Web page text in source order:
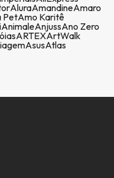
AluraAmandineAmaro
PetAmo Karitê
AnimaleAnjussAno Zero
ARTEXArtWalk
AsusAtlas